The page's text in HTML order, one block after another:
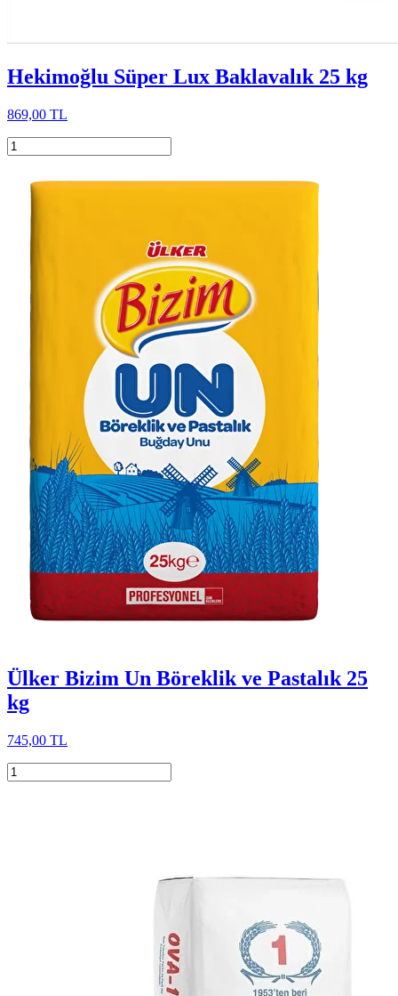
Hekimoğlu Süper Lux Baklavalık 25 kg
869,00 TL
Ülker Bizim Un Böreklik ve Pastalık 25
kg
745,00 TL